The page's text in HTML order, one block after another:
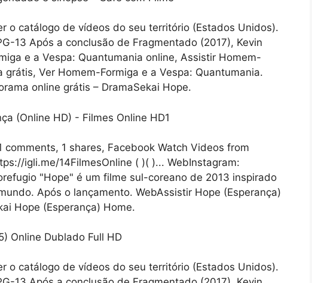
o catálogo de vídeos do seu território (Estados Unidos).
13 Após a conclusão de Fragmentado (2017), Kevin
e a Vespa: Quantumania online, Assistir Homem-
grátis, Ver Homem-Formiga e a Vespa: Quantumania.
online grátis – DramaSekai Hope.
1 shares, Facebook Watch Videos from
igli.me/14FilmesOnline ( )( )... WebInstagram:
"Hope" é um filme sul-coreano de 2013 inspirado
Após o lançamento. WebAssistir Hope (Esperança)
Hope (Esperança) Home.
o catálogo de vídeos do seu território (Estados Unidos).